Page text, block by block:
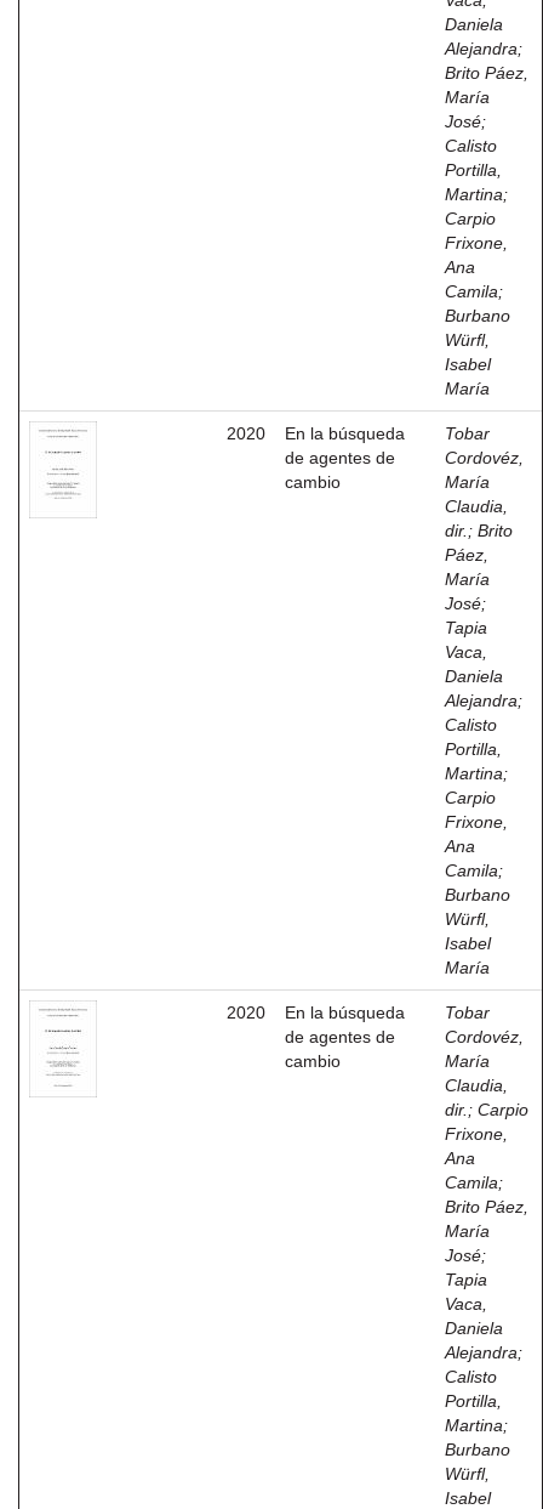
Daniela
Alejandra;
Brito Páez,
María
José;
Calisto
Portilla,
Martina;
Carpio
Frixone,
Ana
Camila;
Burbano
Würfl,
Isabel
María
2020
En la búsqueda
de agentes de
cambio
Tobar
Cordovéz,
María
Claudia,
dir. ; Brito
Páez,
María
José;
Tapia
Vaca,
Daniela
Alejandra;
Calisto
Portilla,
Martina;
Carpio
Frixone,
Ana
Camila;
Burbano
Würfl,
Isabel
María
2020
En la búsqueda
de agentes de
cambio
Tobar
Cordovéz,
María
Claudia,
dir. ; Carpio
Frixone,
Ana
Camila;
Brito Páez,
María
José;
Tapia
Vaca,
Daniela
Alejandra;
Calisto
Portilla,
Martina;
Burbano
Würfl,
Isabel